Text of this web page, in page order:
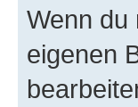
Wenn du
eigenen